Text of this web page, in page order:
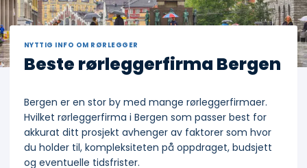
NYTTIG INFO OM RØRLEGGER
Beste rørleggerfirma Bergen
Bergen er en stor by med mange rørleggerfirmaer.
Hvilket rørleggerfirma i Bergen som passer best for
akkurat ditt prosjekt avhenger av faktorer som hvor
du holder til, kompleksiteten på oppdraget, budsjett
og eventuelle tidsfrister.